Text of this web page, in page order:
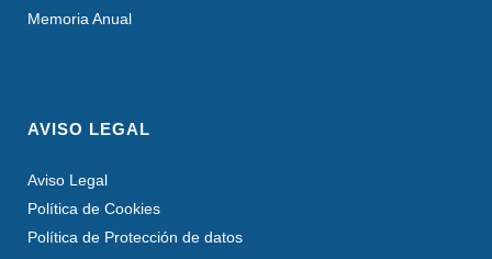
Memoria Anual
AVISO LEGAL
Aviso Legal
Política de Cookies
Política de Protección de datos